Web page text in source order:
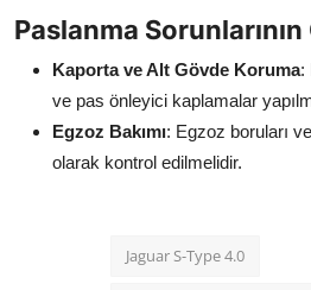
Paslanma
Kaporta ve Alt Gövde Koruma:
ve pas önleyici kaplamalar
Egzoz Bakımı: Egzoz boruları
olarak kontrol edilmelidir.
Jaguar S-Type 4.0